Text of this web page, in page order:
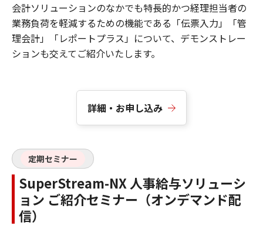
会計ソリューションのなかでも特長的かつ経理担当者の
業務負荷を軽減するための機能である「伝票入力」「管
理会計」「レポートプラス」について、デモンストレー
ションも交えてご紹介いたします。
詳細・お申し込み
定期セミナー
SuperStream-NX 人事給与ソリューシ
ョン ご紹介セミナー（オンデマンド配
信）